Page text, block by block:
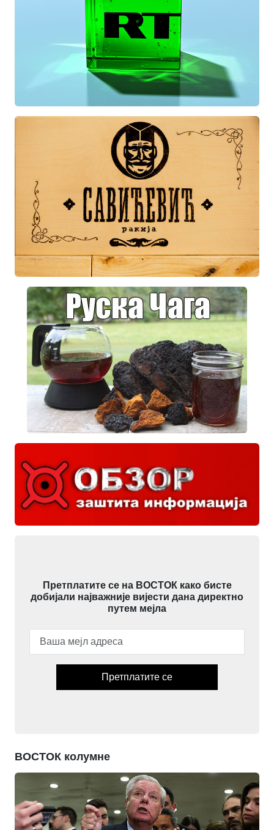
Претплатите се на ВОСТОК како бисте
добијали најважније вијести дана директно
путем мејла
Претплатите се
ВОСТОК колумне